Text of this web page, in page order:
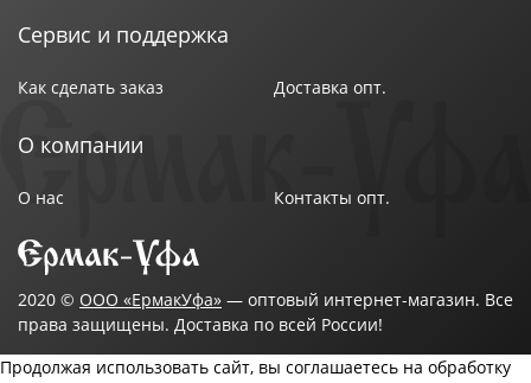
Сервис и поддержка
Как сделать заказ Доставка опт.
О компании
О нас Контакты опт.
2020 © ООО «ЕрмакУфа» — оптовый интернет-магазин. Все
права защищены. Доставка по всей России!
Продолжая использовать сайт, вы соглашаетесь на обработку